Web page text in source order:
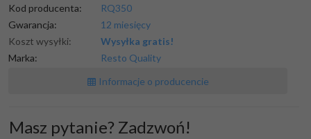
Kod producenta:
RQ350
Gwarancja:
12 miesięcy
Koszt wysyłki:
Wysyłka gratis!
Marka:
Resto Quality
Informacje o producencie
Masz pytanie? Zadzwoń!